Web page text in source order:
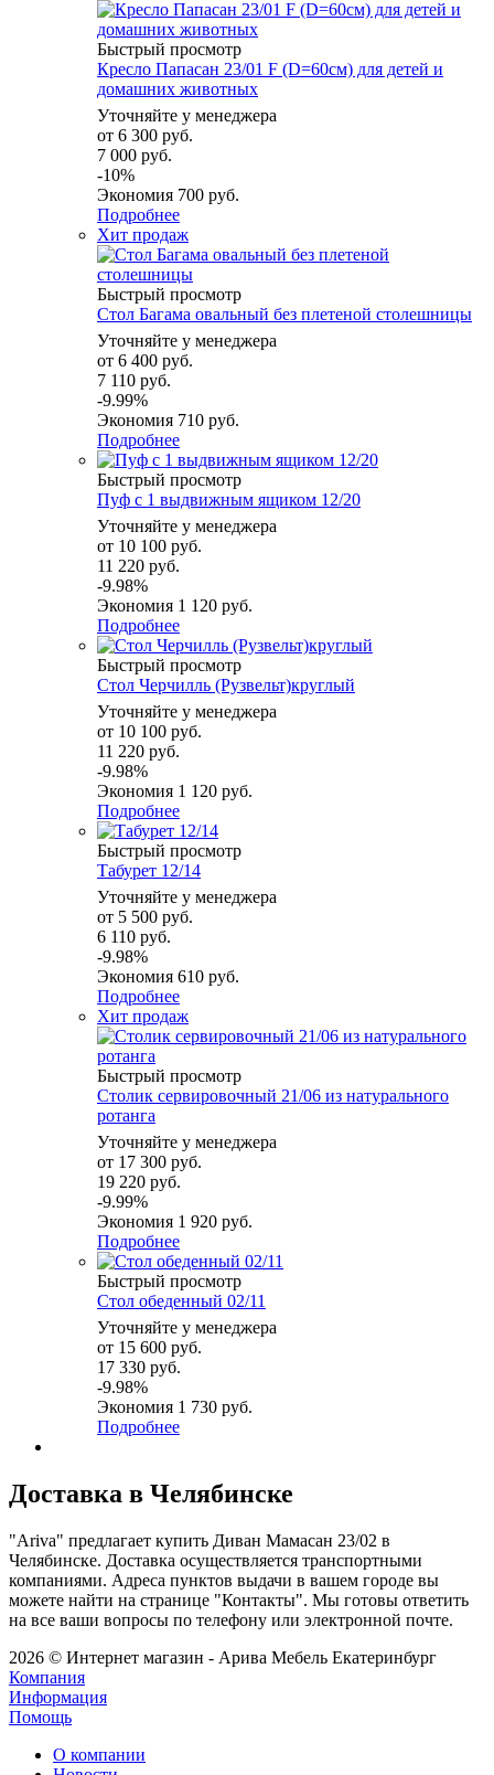
Быстрый просмотр
Кресло Папасан 23/01 F (D=60см) для детей и
домашних животных
Уточняйте у менеджера
от 6 300 руб.
7 000 руб.
-10%
Экономия 700 руб.
Подробнее
Хит продаж
Быстрый просмотр
Стол Багама овальный без плетеной столешницы
Уточняйте у менеджера
от 6 400 руб.
7 110 руб.
-9.99%
Экономия 710 руб.
Подробнее
Быстрый просмотр
Пуф с 1 выдвижным ящиком 12/20
Уточняйте у менеджера
от 10 100 руб.
11 220 руб.
-9.98%
Экономия 1 120 руб.
Подробнее
Быстрый просмотр
Стол Черчилль (Рузвельт)круглый
Уточняйте у менеджера
от 10 100 руб.
11 220 руб.
-9.98%
Экономия 1 120 руб.
Подробнее
Быстрый просмотр
Табурет 12/14
Уточняйте у менеджера
от 5 500 руб.
6 110 руб.
-9.98%
Экономия 610 руб.
Подробнее
Хит продаж
Быстрый просмотр
Столик сервировочный 21/06 из натурального
ротанга
Уточняйте у менеджера
от 17 300 руб.
19 220 руб.
-9.99%
Экономия 1 920 руб.
Подробнее
Быстрый просмотр
Стол обеденный 02/11
Уточняйте у менеджера
от 15 600 руб.
17 330 руб.
-9.98%
Экономия 1 730 руб.
Подробнее
Доставка в Челябинске
"Ariva" предлагает купить Диван Мамасан 23/02 в
Челябинске. Доставка осуществляется транспортными
компаниями. Адреса пунктов выдачи в вашем городе вы
можете найти на странице "Контакты". Мы готовы ответить
на все ваши вопросы по телефону или электронной почте.
2026 © Интернет магазин - Арива Мебель Екатеринбург
Компания
Информация
Помощь
О компании